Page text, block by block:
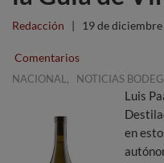
Redacción | 19 de
Comentarios
NACIONAL , NOTICIAS
Luis
en